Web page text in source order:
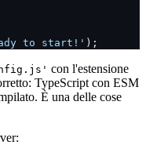
to start!' );
con l'estensione
TypeScript con ESM
È una delle cose